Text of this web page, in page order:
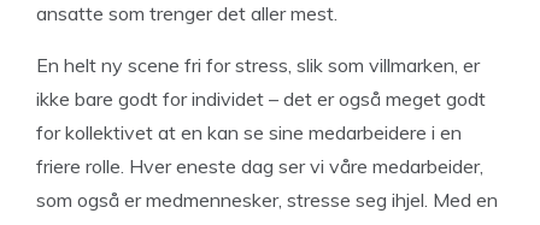
ansatte som trenger det aller mest.
En helt ny scene fri for stress, slik som villmarken, er
ikke bare godt for individet – det er også meget godt
for kollektivet at en kan se sine medarbeidere i en
friere rolle. Hver eneste dag ser vi våre medarbeider,
som også er medmennesker, stresse seg ihjel. Med en